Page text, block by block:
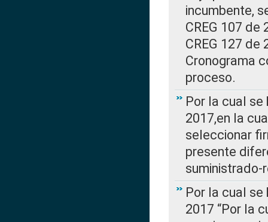
incumbente,
CREG 107
CREG 127 de
Cronograma
proceso.
Por la cual se
2017,en la
seleccionar
presente
Por la cual se
2017 “Por la